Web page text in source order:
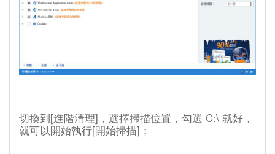
切換到[進階清理]，選擇掃描位置，勾選 C:\ 就好，
就可以開始執行[開始掃描]；